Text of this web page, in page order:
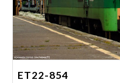
ET22-854